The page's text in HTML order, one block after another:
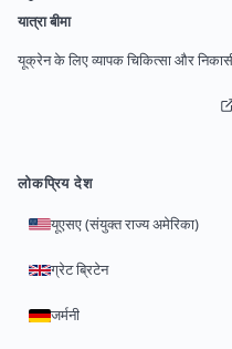
यात्रा बीमा
यूक्रेन के लिए व्यापक चिकित्सा और
लोकप्रिय देश
यूएसए (संयुक्त राज्य अमेरिका)
ग्रेट ब्रिटेन
जर्मनी